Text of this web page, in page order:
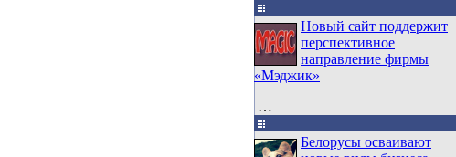
Новый сайт поддержит
перспективное
направление фирмы
«Мэджик»
…
Белорусы осваивают